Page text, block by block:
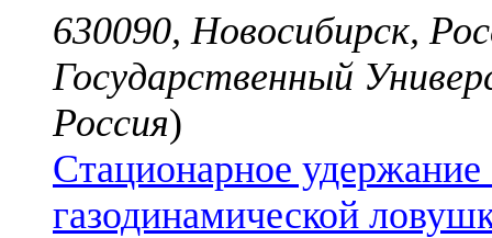
630090, Новосибирск,
Государственный
Россия)
Стационарное
газодинамической